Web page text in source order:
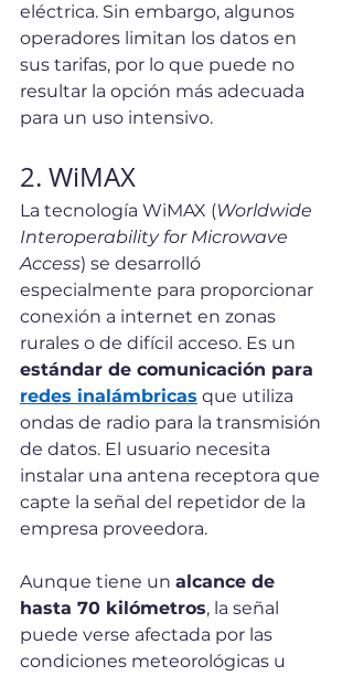
eléctrica. Sin embargo, algunos
operadores limitan los datos en
sus tarifas, por lo que puede no
resultar la opción más adecuada
para un uso intensivo.
2. WiMAX
La tecnología WiMAX (Worldwide
Interoperability for Microwave
Access) se desarrolló
especialmente para proporcionar
conexión a internet en zonas
rurales o de difícil acceso. Es un
estándar de comunicación para
redes inalámbricas que utiliza
ondas de radio para la transmisión
de datos. El usuario necesita
instalar una antena receptora que
capte la señal del repetidor de la
empresa proveedora.
Aunque tiene un alcance de
hasta 70 kilómetros, la señal
puede verse afectada por las
condiciones meteorológicas u